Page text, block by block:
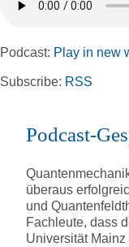
Podcast: Play in new
Subscribe: RSS
Podcast-
überaus
und
Fachleute, dass
Universität